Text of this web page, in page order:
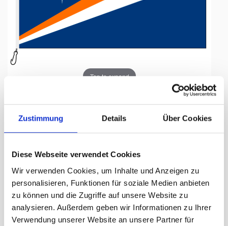
Zustimmung Details Über Cookies
Diese Webseite verwendet Cookies
Wir verwenden Cookies, um Inhalte und Anzeigen zu
personalisieren, Funktionen für soziale Medien anbieten
zu können und die Zugriffe auf unsere Website zu
analysieren. Außerdem geben wir Informationen zu Ihrer
Verwendung unserer Website an unsere Partner für
Tap to expand
Marshallinseln, 150 x 225 cm
Lieferzeit Tage:ca. 5-7 Arbeitstage
190.90 CHF